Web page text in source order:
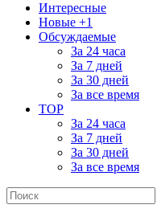
Интересные
Новые +1
Обсуждаемые
За 24 часа
За 7 дней
За 30 дней
За все время
TOP
За 24 часа
За 7 дней
За 30 дней
За все время